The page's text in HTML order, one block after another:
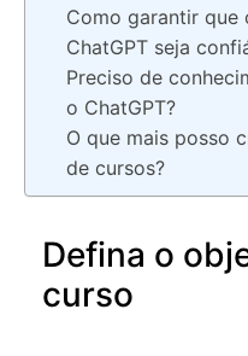
Como garantir que
ChatGPT seja
Preciso de
o ChatGPT?
O que mais posso
de cursos?
Defina o
curso